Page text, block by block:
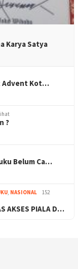
Karya Satya
Advent Kot…
?
Belum Ca…
, NASIONAL
152
AKSES PIALA D…